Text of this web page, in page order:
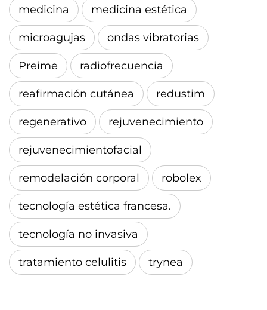
medicina medicina estética
microagujas ondas vibratorias
Preime radiofrecuencia
reafirmación cutánea redustim
regenerativo rejuvenecimiento
rejuvenecimientofacial
remodelación corporal robolex
tecnología estética francesa.
tecnología no invasiva
tratamiento celulitis trynea